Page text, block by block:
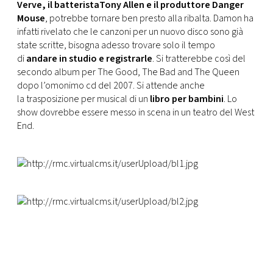
Verve, il batteristaTony Allen e il produttore Danger
Mouse, potrebbe tornare ben presto alla ribalta. Damon ha
infatti rivelato che le canzoni per un nuovo disco sono già
state scritte, bisogna adesso trovare solo il tempo
diandare in studio e registrarle. Si tratterebbe così del
secondo album per The Good, The Bad and The Queen
dopo l’omonimo cd del 2007. Si attende anche
la trasposizione per musical di un libro per bambini. Lo
show dovrebbe essere messo in scena in un teatro del West
End.